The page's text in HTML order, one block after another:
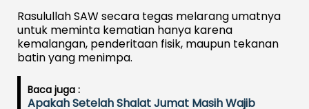
Rasulullah SAW secara tegas melarang umatnya
untuk meminta kematian hanya karena
kemalangan, penderitaan fisik, maupun tekanan
batin yang menimpa.
Baca juga :
Apakah Setelah Shalat Jumat Masih Wajib